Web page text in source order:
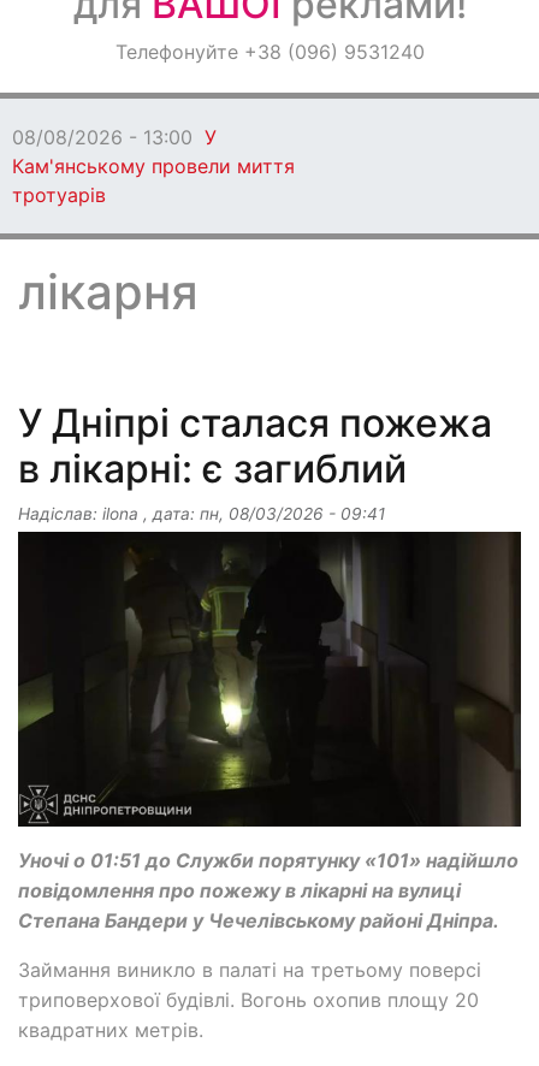
ОголошенняТелефонуйте +38 (096) 9531240
лікарня
У Дніпрі сталася пожежа
в лікарні: є загиблий
Надіслав: ilona , дата: пн, 08/03/2026 - 09:41
Уночі о 01:51 до Служби порятунку «101» надійшло
повідомлення про пожежу в лікарні на вулиці
Степана Бандери у Чечелівському районі Дніпра.
Займання виникло в палаті на третьому поверсі
триповерхової будівлі. Вогонь охопив площу 20
квадратних метрів.